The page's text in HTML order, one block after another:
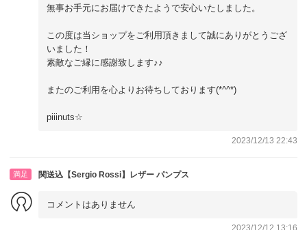
無事お手元にお届けできたようで安心いたしました。
この度は当ショップをご利用頂きまして誠にありがとうござ
いました！
素敵なご縁に感謝致します♪♪
またのご利用を心よりお待ちしております(*^^*)
piiinuts☆
2023/12/13 22:43
満足 関送込【Sergio Rossi】レザー パンプス
コメントはありません
2023/12/12 13:16